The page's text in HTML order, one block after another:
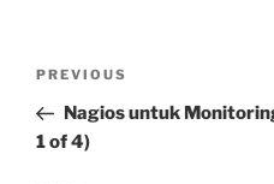
Previous
Post
PREVIOUS
Nagios untuk
1 of 4)